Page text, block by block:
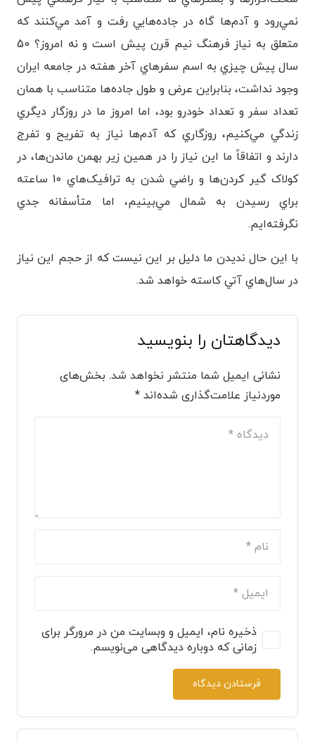
نمي‌رود و آدم‌ها گاه در جاده‌هايي رفت و آمد مي‌کنند که
متعلق به نياز فرهنگ نيم‌ قرن پيش است و نه امروز؟ 50
سال پيش چيزي به اسم سفرهاي آخر هفته در جامعه ايران
وجود نداشت، بنابراين عرض و طول جاده‌ها متناسب با همان
تعداد سفر و تعداد خودرو بود، اما امروز ما در روزگار ديگري
زندگي مي‌کنيم، روزگاري که آدم‌ها نياز به تفريح و تفرج
دارند و اتفاقاً ما اين نياز را در همين زير بهمن ماندن‌ها، در
کولاک گير کردن‌ها و راضي شدن به ترافيک‌هاي 10 ساعته
براي رسيدن به شمال مي‌بينيم، اما متأسفانه جدي
نگرفته‌ايم.
با اين حال نديدن ما دليل بر اين نيست که از حجم اين نياز
در سال‌هاي آتي کاسته خواهد شد.
دیدگاهتان را بنویسید
نشانی ایمیل شما منتشر نخواهد شد. بخش‌های
موردنیاز علامت‌گذاری شده‌اند *
ذخیره نام، ایمیل و وبسایت من در مرورگر برای
زمانی که دوباره دیدگاهی می‌نویسم.
فرستادن دیدگاه